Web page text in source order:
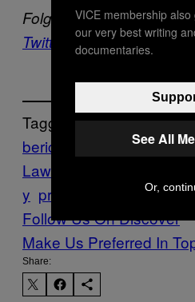
Folgt Noisey bei
Twitter
Tagged:
berichterstattung Heute
Lawrence
y presse Skandal
Follow Us On Discover
Make Us Preferred In
Share:
VICE membership
our very best writing
documentaries.
See All
Or,